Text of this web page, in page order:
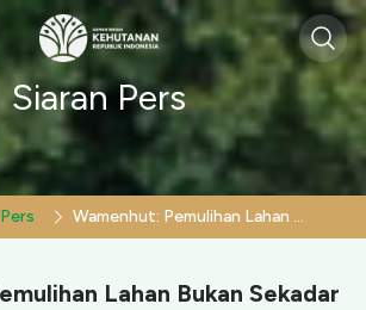
Siaran Pers
Wamenhut: Pemulihan Lahan Bukan Sekadar Menanam Pohon, tapi Membangun Gotong Royong dan Ekonomi Masyarakat
Lahan Bukan Sekadar